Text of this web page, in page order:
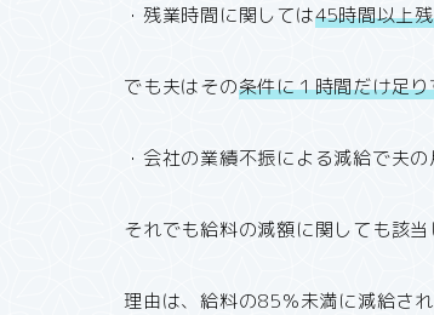
・残業時間に関しては45時間以上
でも夫はその条件に１時間だけ足
・会社の業績不振による減給で夫
それでも給料の減額に関しても該当
理由は、給料の85％未満に減給さ